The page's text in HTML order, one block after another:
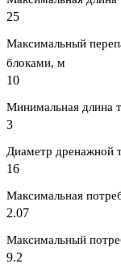
25
Максимальный
блоками, м
10
Минимальная длина
3
Диаметр дренажной
16
Максимальная
2.07
Максимальный
9.2